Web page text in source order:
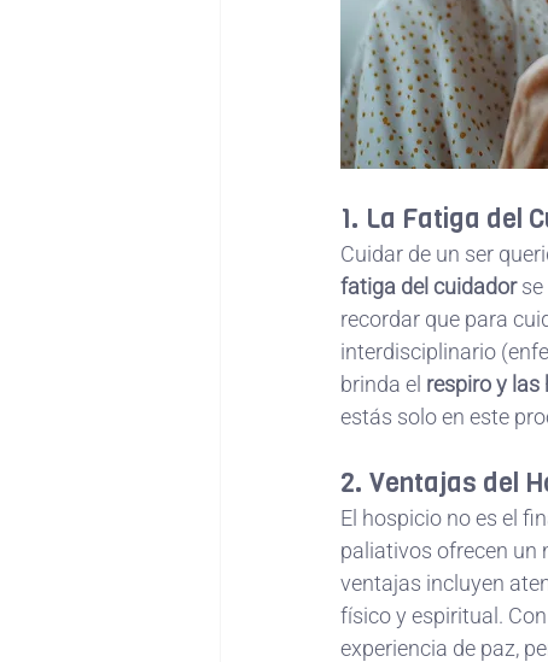
1. La Fatiga del
Cuidar de un ser
fatiga del cuidador se
recordar que para
interdisciplinario
brinda el respiro y
estás solo en este
2. Ventajas del
El hospicio no es el
paliativos ofrecen un
ventajas incluyen
físico y espiritual.
experiencia de paz,